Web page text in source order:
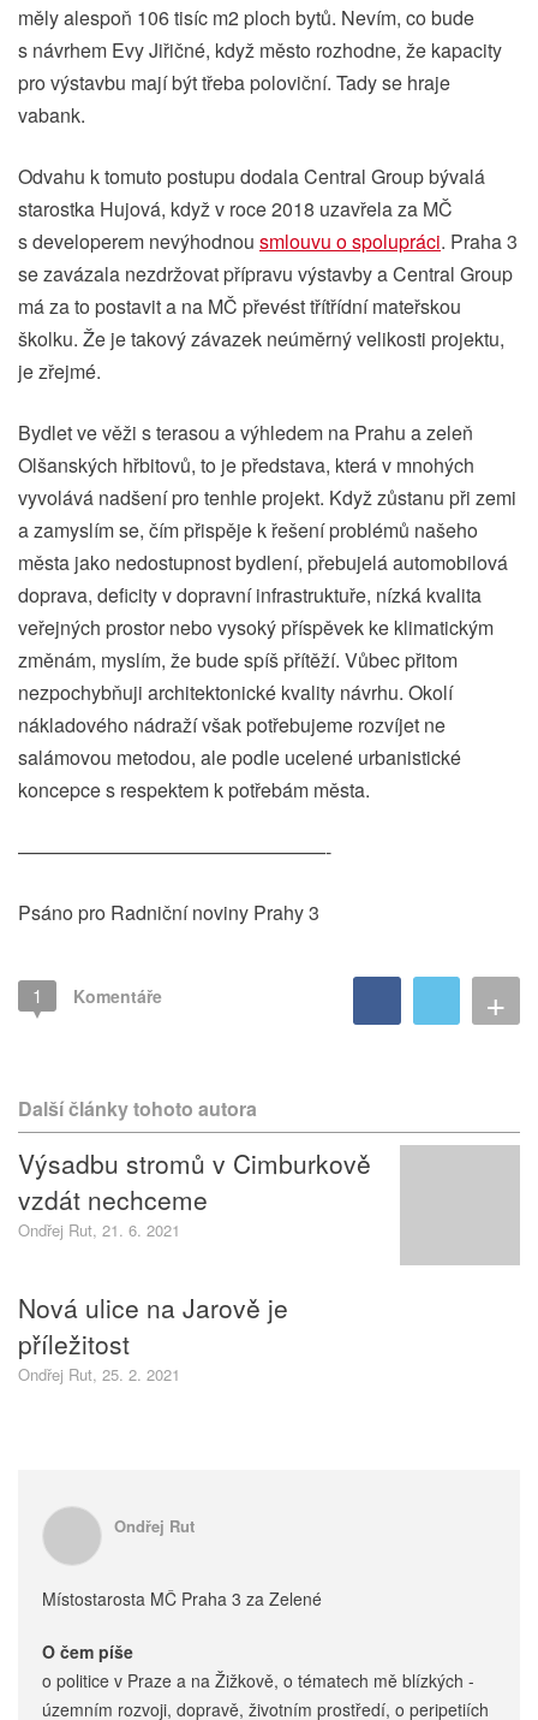
měly alespoň 106 tisíc m2 ploch bytů. Nevím, co bude
s návrhem Evy Jiřičné, když město rozhodne, že kapacity
pro výstavbu mají být třeba poloviční. Tady se hraje
vabank.
Odvahu k tomuto postupu dodala Central Group bývalá
starostka Hujová, když v roce 2018 uzavřela za MČ
s developerem nevýhodnou smlouvu o spolupráci. Praha 3
se zavázala nezdržovat přípravu výstavby a Central Group
má za to postavit a na MČ převést třítřídní mateřskou
školku. Že je takový závazek neúměrný velikosti projektu,
je zřejmé.
Bydlet ve věži s terasou a výhledem na Prahu a zeleň
Olšanských hřbitovů, to je představa, která v mnohých
vyvolává nadšení pro tenhle projekt. Když zůstanu při zemi
a zamyslím se, čím přispěje k řešení problémů našeho
města jako nedostupnost bydlení, přebujelá automobilová
doprava, deficity v dopravní infrastruktuře, nízká kvalita
veřejných prostor nebo vysoký příspěvek ke klimatickým
změnám, myslím, že bude spíš přítěží. Vůbec přitom
nezpochybňuji architektonické kvality návrhu. Okolí
nákladového nádraží však potřebujeme rozvíjet ne
salámovou metodou, ale podle ucelené urbanistické
koncepce s respektem k potřebám města.
————————————————-
Psáno pro Radniční noviny Prahy 3
1 Komentáře +
Další články tohoto autora
Výsadbu stromů v Cimburkově
vzdát nechceme
Ondřej Rut, 21. 6. 2021
Nová ulice na Jarově je
příležitost
Ondřej Rut, 25. 2. 2021
Ondřej Rut
Místostarosta MČ Praha 3 za Zelené
O čem píše
o politice v Praze a na Žižkově, o tématech mě blízkých -
územním rozvoji, dopravě, životním prostředí, o peripetiích